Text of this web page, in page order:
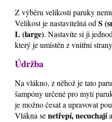
Z výběru velikosti paruky
Velikost je nastavitelná od S
L (large). Nastavíte si ji
který je umístěn z vnitřní
Údržba
Na vlákno, z něhož je tato
šampóny určené pro mytí
je možno česat a upravovat
Vlákna senetřepí, necuchajía